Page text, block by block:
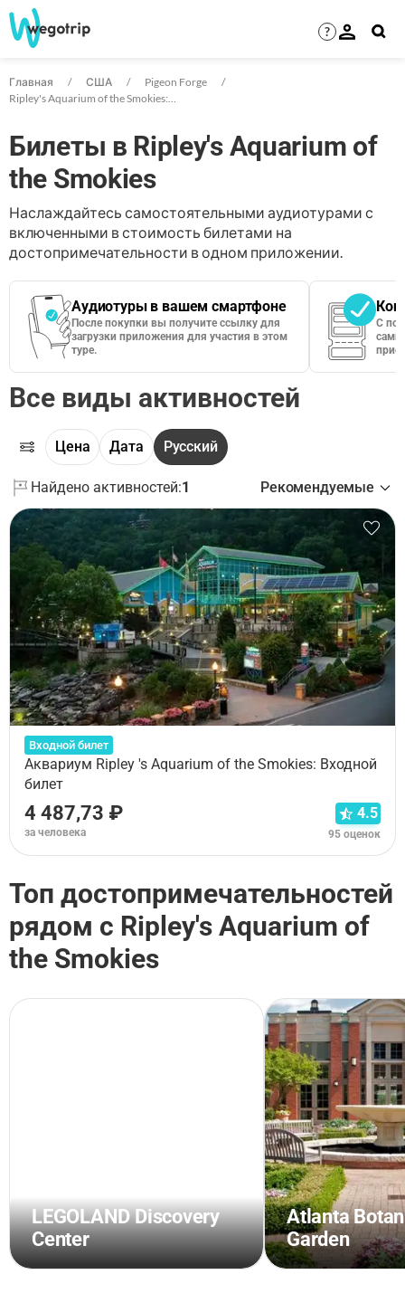
?
Главная США
Pigeon Forge
Ripley's Aquarium of the Smokies: билеты
Билеты в Ripley's Aquarium of
the Smokies
Наслаждайтесь самостоятельными аудиотурами с
включенными в стоимость билетами на
достопримечательности в одном приложении.
Аудиотуры в вашем смартфоне
После покупки вы получите ссылку для
загрузки приложения для участия в этом
туре.
С
сами
Все виды активностей
Цена Дата Русский
Найдено активностей:1 Рекомендуемые
Входной билет
Аквариум Ripley 's Aquarium of the Smokies: Входной
билет
4 487,73 ₽
за человека
4.5
95 оценок
Топ достопримечательностей
рядом с Ripley's Aquarium of
the Smokies
LEGOLAND Discovery
Center
Atlanta
Garden